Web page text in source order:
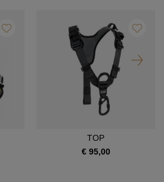
TOP
€ 95,00